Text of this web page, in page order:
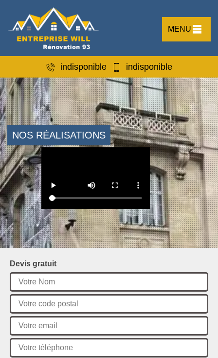
MENU
indisponible indisponible
NOS RÉALISATIONS
Devis gratuit